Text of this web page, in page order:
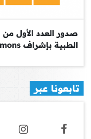
صدور العدد الأول من
الطبية بإشراف Elsevier Digital Commons (
تابعونا عبر